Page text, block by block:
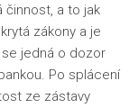
činnost, a to jak
zákony a je
jedná o dozor
Po splácení
ze zástavy